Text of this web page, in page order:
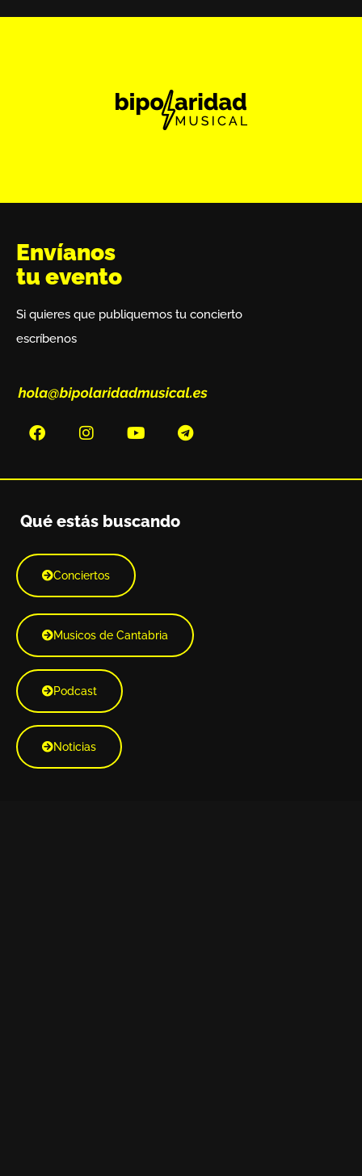
Envíanos
tu evento
Si quieres que publiquemos tu concierto
escríbenos
Qué estás buscando
Conciertos
Musicos de Cantabria
Podcast
Noticias